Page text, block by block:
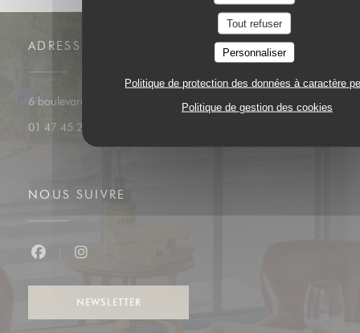
Tout refuser
Personnaliser
Politique de protection des données à caractère
Politique de gestion des cookies
ADRESSE
6 boulevard du Général Leclerc 92200 Neuilly
((ouvre une nouvelle
01 47 45 24 57
NOUS SUIVRE
NEWSLETTER